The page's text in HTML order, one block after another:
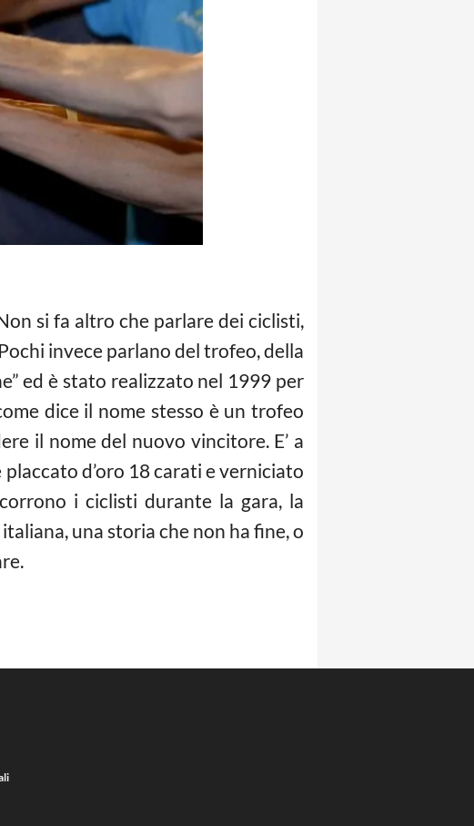
si fa altro che parlare dei ciclisti,
invece parlano del trofeo, della
ed è stato realizzato nel 1999 per
dice il nome stesso è un trofeo
il nome del nuovo vincitore. E’ a
d’oro 18 carati e verniciato
i ciclisti durante la gara, la
una storia che non ha fine, o